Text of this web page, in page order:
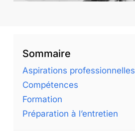
Sommaire
Aspirations professionnelles
Compétences
Formation
Préparation à l’entretien